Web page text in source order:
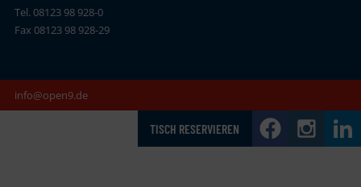
Tel. 08123 98 928-0
Fax 08123 98 928-29
info@open9.de
TISCH RESERVIEREN